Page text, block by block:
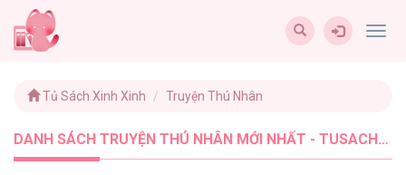
Tủ Sách Xinh Xinh Truyện Thú Nhân
DANH SÁCH TRUYỆN THÚ NHÂN MỚI NHẤT - TUSACHXINHXINH (5)